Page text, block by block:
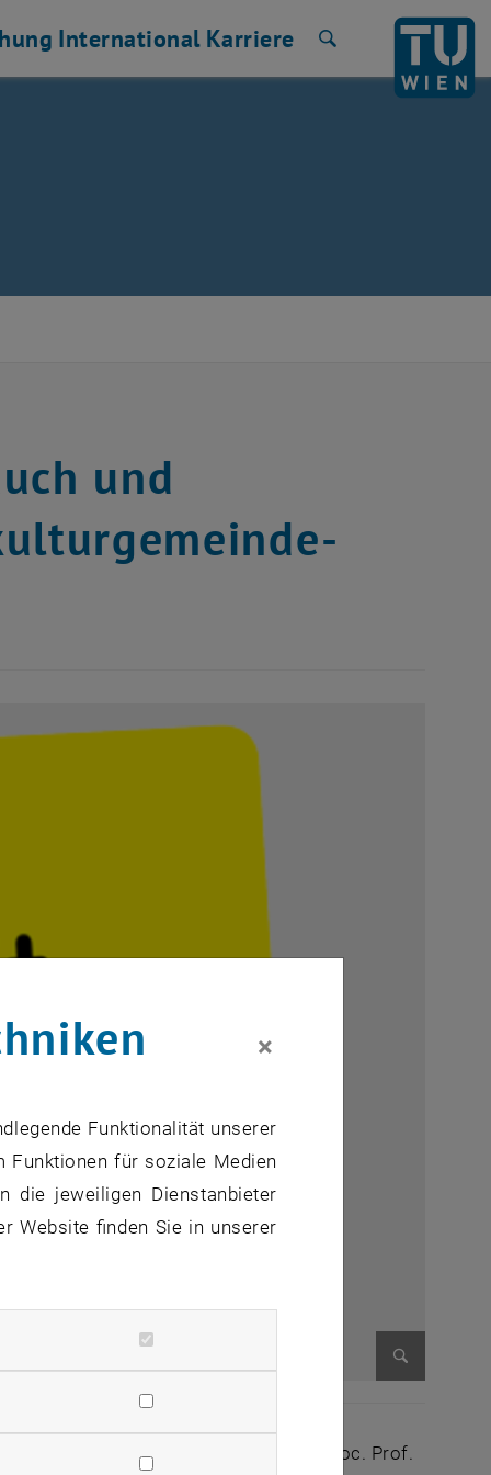
International Karriere
und
Univ.-Prof.
Sibylla Zech und Assoc. Prof.
×
Funktionalität unserer
Funktionen für soziale Medien
die jeweiligen Dienstanbieter
Website finden Sie in unserer